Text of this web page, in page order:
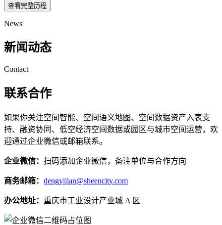
查看完整历程
News
新闻动态
Contact
联系合作
如果你关注空间智能、空间语义地图、空间数据资产入表支
持、融资协同、低空经济空间数据或园区与城市空间运营，欢
迎通过企业微信或邮箱联系。
企业微信： 扫码添加企业微信，备注单位与合作方向
商务邮箱： dengyijian@sheencity.com
办公地址： 重庆市工业设计产业城 A 区